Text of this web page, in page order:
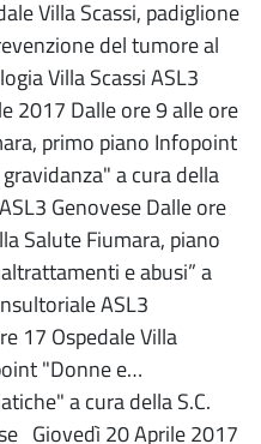
Villa Scassi, padiglione
del tumore al
Villa Scassi ASL3
2017 Dalle ore 9 alle ore
primo piano Infopoint
a cura della
Genovese Dalle ore
Salute Fiumara, piano
e abusi” a
ASL3
17 Ospedale Villa
"Donne e…
a cura della S.C.
Giovedì 20 Aprile 2017